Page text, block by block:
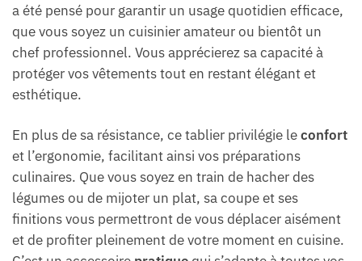
a été pensé pour garantir un usage quotidien efficace,
que vous soyez un cuisinier amateur ou bientôt un
chef professionnel. Vous apprécierez sa capacité à
protéger vos vêtements tout en restant élégant et
esthétique.
En plus de sa résistance, ce tablier privilégie leconfort
et l’ergonomie, facilitant ainsi vos préparations
culinaires. Que vous soyez en train de hacher des
légumes ou de mijoter un plat, sa coupe et ses
finitions vous permettront de vous déplacer aisément
et de profiter pleinement de votre moment en cuisine.